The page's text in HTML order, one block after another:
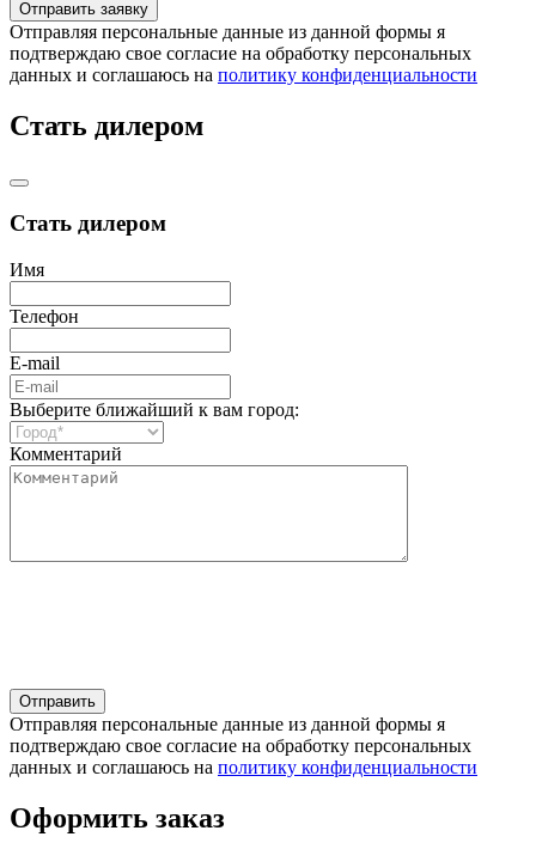
Отправляя персональные данные из данной формы я
подтверждаю свое согласие на обработку персональных
данных и соглашаюсь на политику конфиденциальности
Стать дилером
Стать дилером
Имя
Телефон
E-mail
Выберите ближайший к вам город:
Комментарий
Отправляя персональные данные из данной формы я
подтверждаю свое согласие на обработку персональных
данных и соглашаюсь на политику конфиденциальности
Оформить заказ